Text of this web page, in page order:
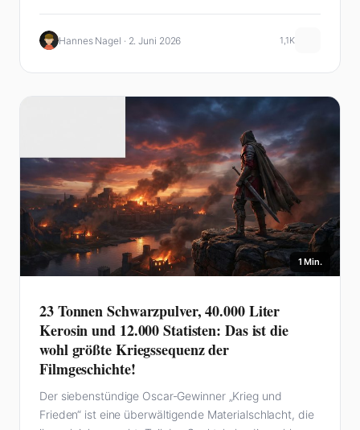
Hannes Nagel · 2. Juni 2026 1,1K
1 Min.
23 Tonnen Schwarzpulver, 40.000 Liter
Kerosin und 12.000 Statisten: Das ist die
wohl größte Kriegssequenz der
Filmgeschichte!
Der siebenstündige Oscar-Gewinner „Krieg und
Frieden“ ist eine überwältigende Materialschlacht, die